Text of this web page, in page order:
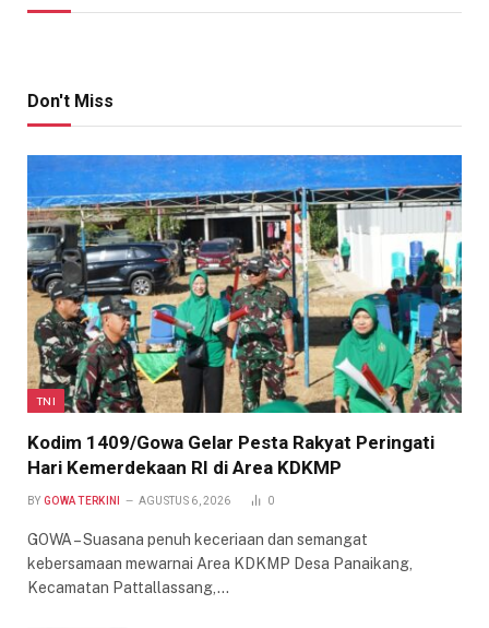
Don't Miss
TNI
Kodim 1409/Gowa Gelar Pesta Rakyat Peringati
Hari Kemerdekaan RI di Area KDKMP
BY GOWA TERKINI AGUSTUS 6, 2026 0
GOWA – Suasana penuh keceriaan dan semangat
kebersamaan mewarnai Area KDKMP Desa Panaikang,
Kecamatan Pattallassang,…